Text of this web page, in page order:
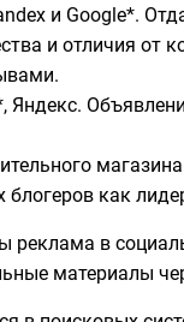
и Google*.
и отличия от
блогеров как
реклама в
материалы